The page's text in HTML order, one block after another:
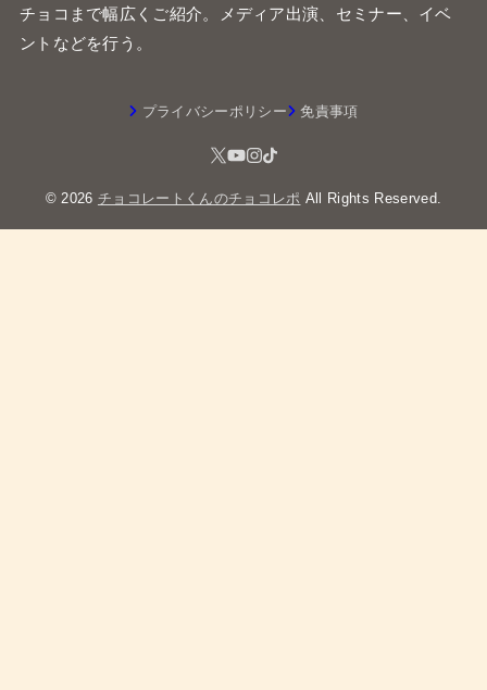
チョコまで幅広くご紹介。メディア出演、セミナー、イベ
ントなどを行う。
プライバシーポリシー 免責事項
© 2026 チョコレートくんのチョコレポ All Rights Reserved.